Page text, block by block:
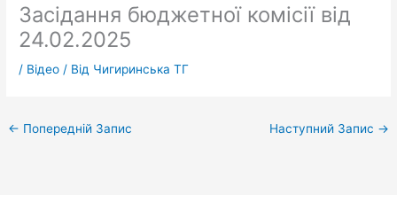
Засідання бюджетної комісії від
24.02.2025
/ Відео / Від Чигиринська ТГ
← Попередній Запис Наступний Запис →